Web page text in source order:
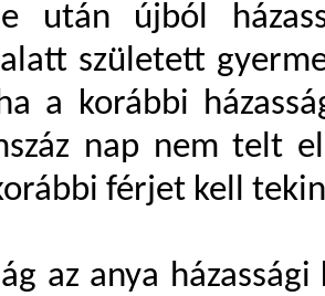
után újból
született
a korábbi
nap nem telt
férjet kell
az anya